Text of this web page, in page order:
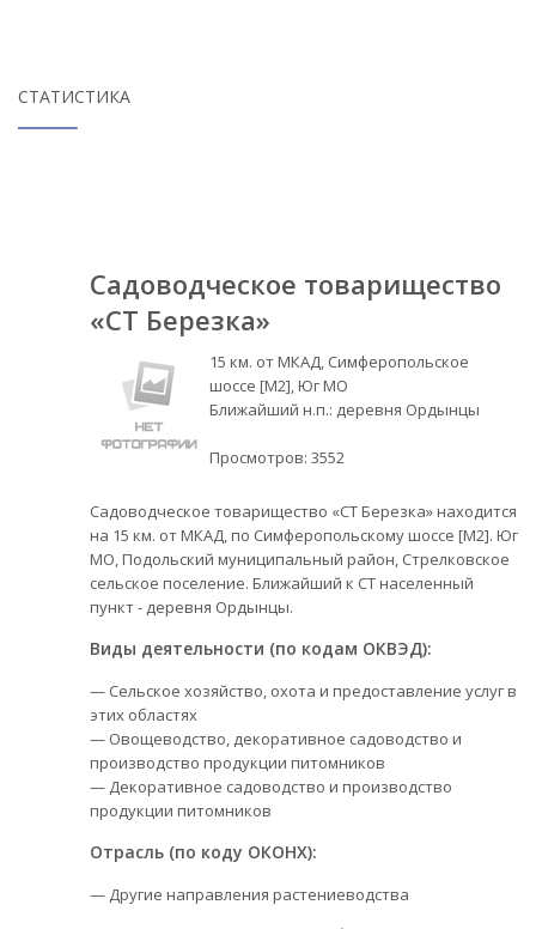
СТАТИСТИКА
Садоводческое товарищество
«СТ Березка»
15 км. от МКАД, Симферопольское
шоссе [М2], Юг МО
Ближайший н.п.: деревня Ордынцы
Просмотров: 3552
Садоводческое товарищество «СТ Березка» находится
на 15 км. от МКАД, по Симферопольскому шоссе [М2]. Юг
МО, Подольский муниципальный район, Стрелковское
сельское поселение. Ближайший к СТ населенный
пункт - деревня Ордынцы.
Виды деятельности (по кодам ОКВЭД):
— Сельское хозяйство, охота и предоставление услуг в
этих областях
— Овощеводство, декоративное садоводство и
производство продукции питомников
— Декоративное садоводство и производство
продукции питомников
Отрасль (по коду ОКОНХ):
— Другие направления растениеводства